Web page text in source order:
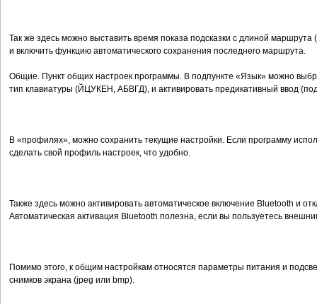
Так же здесь можно выставить время показа подсказки с длиной
и включить функцию автоматического сохранения последнего маршрута.
Общие. Пункт общих настроек программы. В подпункте «Язык» можно
тип клавиатуры (ЙЦУКЕН, АБВГД), и активировать предикативный ввод
В «профилях», можно сохранить текущие настройки. Если программу
сделать свой профиль настроек, что удобно.
Также здесь можно активировать автоматическое включение Bluetooth и
Автоматическая активация Bluetooth полезна, если вы пользуетесь
Помимо этого, к общим настройкам относятся параметры питания и
снимков экрана (jpeg или bmp).